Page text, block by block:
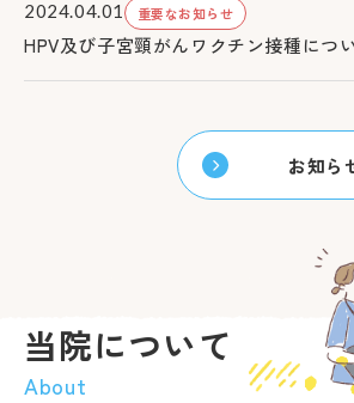
2024.04.01 重要なお知らせ
HPV及び子宮頸がんワクチン接種につ
お知ら
当院について
About